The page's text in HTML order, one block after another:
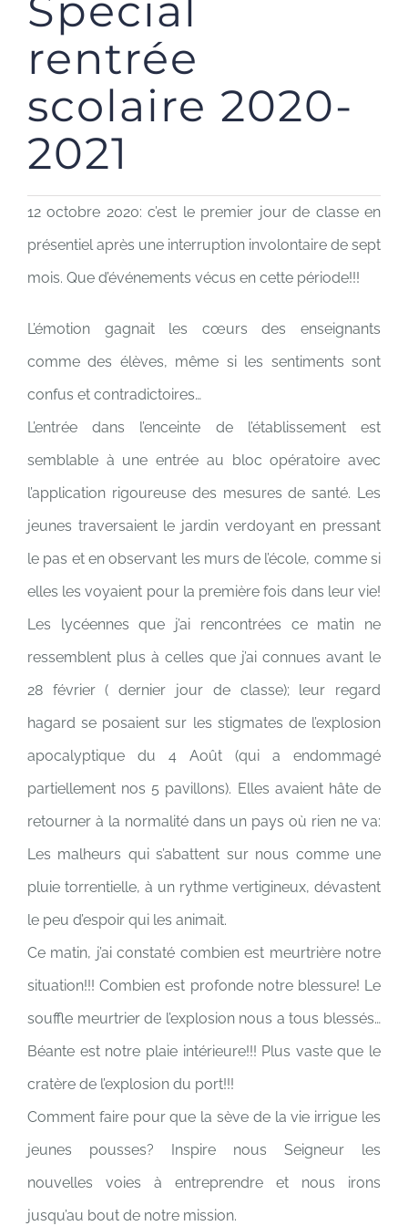
Spécial
rentrée
scolaire 2020-
2021
12 octobre 2020: c’est le premier jour de classe en
présentiel après une interruption involontaire de sept
mois. Que d’événements vécus en cette période!!!
L’émotion gagnait les cœurs des enseignants
comme des élèves, même si les sentiments sont
confus et contradictoires…
L’entrée dans l’enceinte de l’établissement est
semblable à une entrée au bloc opératoire avec
l’application rigoureuse des mesures de santé. Les
jeunes traversaient le jardin verdoyant en pressant
le pas et en observant les murs de l’école, comme si
elles les voyaient pour la première fois dans leur vie!
Les lycéennes que j’ai rencontrées ce matin ne
ressemblent plus à celles que j’ai connues avant le
28 février ( dernier jour de classe); leur regard
hagard se posaient sur les stigmates de l’explosion
apocalyptique du 4 Août (qui a endommagé
partiellement nos 5 pavillons). Elles avaient hâte de
retourner à la normalité dans un pays où rien ne va:
Les malheurs qui s’abattent sur nous comme une
pluie torrentielle, à un rythme vertigineux, dévastent
le peu d’espoir qui les animait.
Ce matin, j’ai constaté combien est meurtrière notre
situation!!! Combien est profonde notre blessure! Le
souffle meurtrier de l’explosion nous a tous blessés…
Béante est notre plaie intérieure!!! Plus vaste que le
cratère de l’explosion du port!!!
Comment faire pour que la sève de la vie irrigue les
jeunes pousses? Inspire nous Seigneur les
nouvelles voies à entreprendre et nous irons
jusqu’au bout de notre mission.